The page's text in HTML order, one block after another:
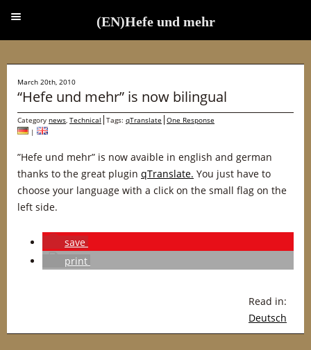
March 20th, 2010
“Hefe und mehr” is now bilingual
Category news, Technical Tags: qTranslate One Response
|
”Hefe und mehr” is now avaible in english and german
thanks to the great plugin qTranslate. You just have to
choose your language with a click on the small flag on the
left side.
save
print
Read in:
Deutsch
(EN)Hefe und mehr
(EN)Hefe und mehr